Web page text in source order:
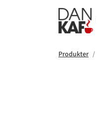
Produkter